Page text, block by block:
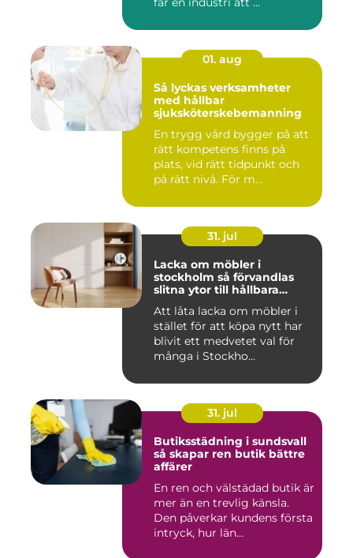
01. aug
Så lyckas verksamheter
med hållbar
sjuksköterskebemanning
En trygg vård bygger på att
rätt kompetens finns på
plats, vid rätt tidpunkt och
på rätt nivå. För m...
31. jul
Lacka om möbler i
stockholm så förvandlas
slitna ytor till hållbara
Att låta lacka om möbler i
stället för att köpa nytt har
blivit ett medvetet val för
många i Stockho...
31. jul
Butiksstädning i sundsvall
så skapar ren butik bättre
affärer
En ren och välstädad butik är
mer än en trevlig känsla.
Den påverkar kundens första
intryck, hur län...